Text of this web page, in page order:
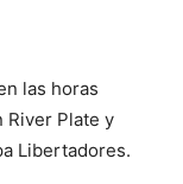
las horas
River Plate y
Libertadores.